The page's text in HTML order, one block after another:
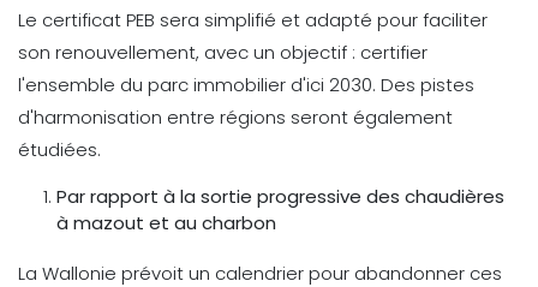
Le certificat PEB sera simplifié et adapté pour faciliter
son renouvellement, avec un objectif : certifier
l'ensemble du parc immobilier d'ici 2030. Des pistes
d'harmonisation entre régions seront également
étudiées.
Par rapport à la sortie progressive des chaudières
à mazout et au charbon
La Wallonie prévoit un calendrier pour abandonner ces